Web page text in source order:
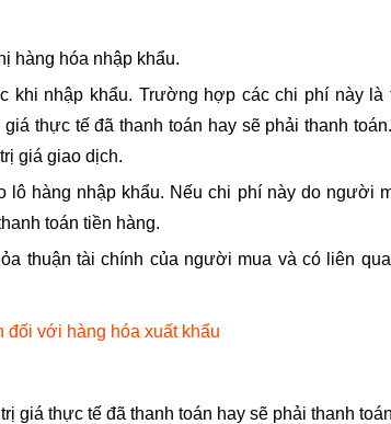
hàng hóa nhập khẩu.
nhập khẩu. Trường hợp các chi phí này là
thực tế đã thanh toán hay sẽ phải thanh
giá giao dịch.
hàng nhập khẩu. Nếu chi phí này do người
toán tiền hàng.
thuận tài chính của người mua và có liên
đối với hàng hóa xuất khẩu
giá thực tế đã thanh toán hay sẽ phải thanh toán